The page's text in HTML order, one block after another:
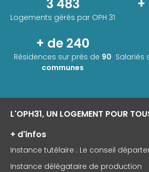
3 483
Logements gérés par OPH 31
+ de 240
Résidences sur près de 90
communes
Salariés
L'OPH31, UN LOGEMENT POUR
+ d'infos
Instance tutélaire : Le conseil
Instance délégataire de production